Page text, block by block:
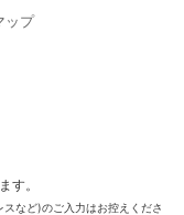
ップ
す。
など)のご入力はお控えくださ